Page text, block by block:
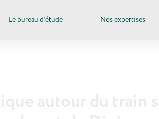
Le bureau d’étude Nos expertises